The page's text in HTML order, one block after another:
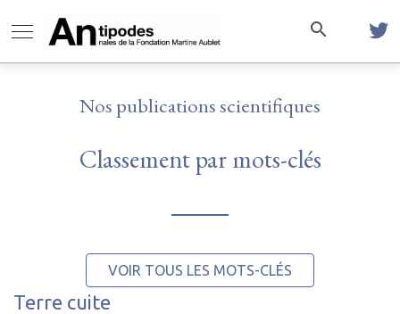
Nos publications scientifiques
Classement par mots-clés
VOIR TOUS LES MOTS-CLÉS
Terre cuite